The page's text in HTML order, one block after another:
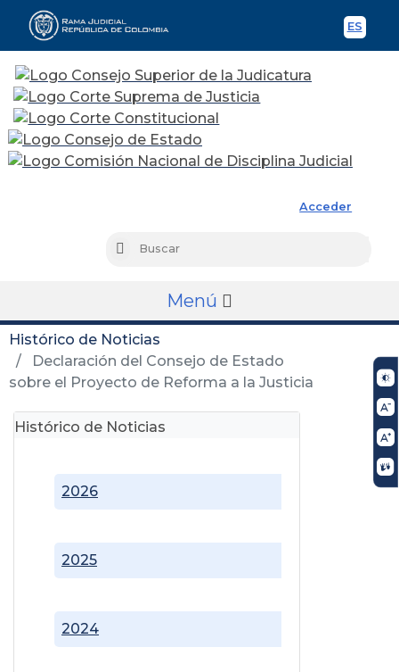
ES
Acceder
Buscar
Menú
Histórico de Noticias
Declaración del Consejo de Estado
sobre el Proyecto de Reforma a la Justicia
Histórico de Noticias
2024
2025
2026